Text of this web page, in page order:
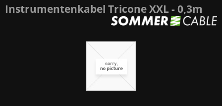
Instrumentenkabel Tricone XXL - 0,3m